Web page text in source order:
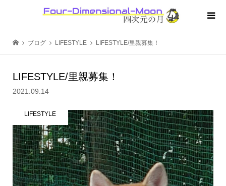
ブログ LIFESTYLE LIFESTYLE/里親募集！
LIFESTYLE/里親募集！
2021.09.14
LIFESTYLE